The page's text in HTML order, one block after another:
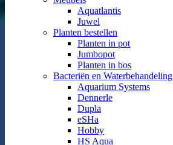
Aquatlantis
Juwel
Planten bestellen
Planten in pot
Jumbopot
Planten in bos
Bacteriën en Waterbehandeling
Aquarium Systems
Dennerle
Dupla
eSHa
Hobby
HS Aqua